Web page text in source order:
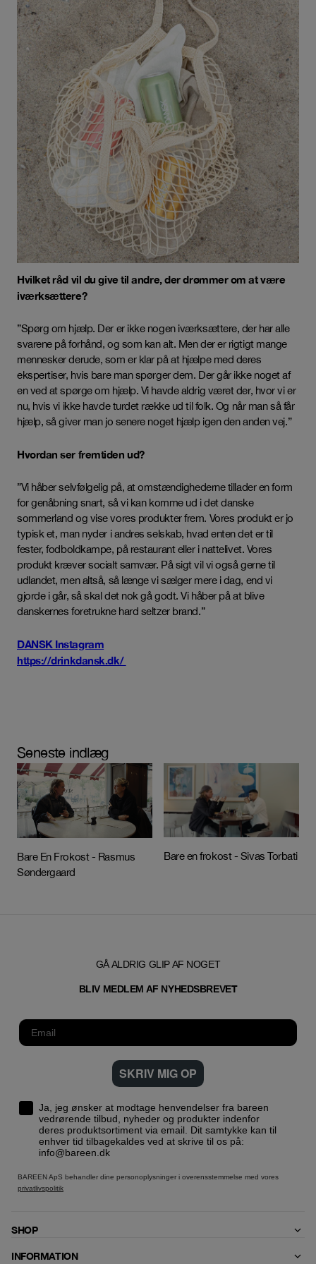
Hvilket råd vil du give til andre, der drømmer om at være
iværksættere?
”Spørg om hjælp. Der er ikke nogen iværksættere, der har alle
svarene på forhånd, og som kan alt. Men der er rigtigt mange
mennesker derude, som er klar på at hjælpe med deres
ekspertiser, hvis bare man spørger dem. Der går ikke noget af
en ved at spørge om hjælp. Vi havde aldrig været der, hvor vi er
nu, hvis vi ikke havde turdet række ud til folk. Og når man så får
hjælp, så giver man jo senere noget hjælp igen den anden vej.”
Hvordan ser fremtiden ud?
”Vi håber selvfølgelig på, at omstændighederne tillader en form
for genåbning snart, så vi kan komme ud i det danske
sommerland og vise vores produkter frem. Vores produkt er jo
typisk et, man nyder i andres selskab, hvad enten det er til
fester, fodboldkampe, på restaurant eller i nattelivet. Vores
produkt kræver socialt samvær. På sigt vil vi også gerne til
udlandet, men altså, så længe vi sælger mere i dag, end vi
gjorde i går, så skal det nok gå godt. Vi håber på at blive
danskernes foretrukne hard seltzer brand.”
DANSK Instagram
https://drinkdansk.dk/
Seneste indlæg
Bare En Frokost - Rasmus
Søndergaard
Bare en frokost - Sivas Torbati
GÅ ALDRIG GLIP AF NOGET
BLIV MEDLEM AF NYHEDSBREVET
SKRIV MIG OP
Ja, jeg ønsker at modtage henvendelser fra bareen
vedrørende tilbud, nyheder og produkter indenfor
deres produktsortiment via email. Dit samtykke kan til
enhver tid tilbagekaldes ved at skrive til os på:
info@bareen.dk
BAREEN ApS behandler dine personoplysninger i overensstemmelse med vores
privatlivspolitik
SHOP
INFORMATION